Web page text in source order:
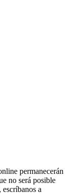
permanecerán
no será posible
a